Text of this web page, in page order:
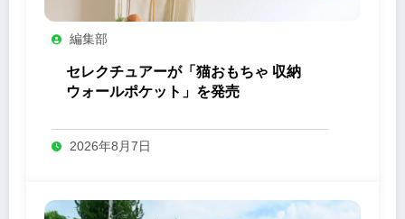
編集部
セレクチュアーが「猫おもちゃ 収納
ウォールポケット」を発売
2026年8月7日